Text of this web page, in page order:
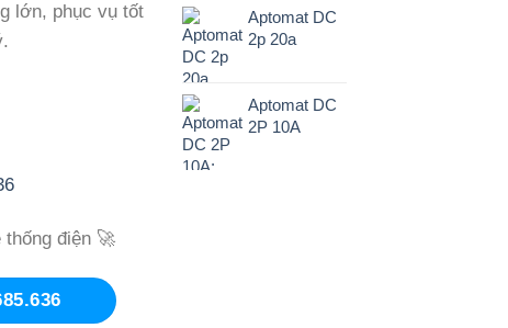
lớn, phục vụ tốt
điện 🚀
Aptomat DC
2p 20a
Aptomat DC
2P 10A